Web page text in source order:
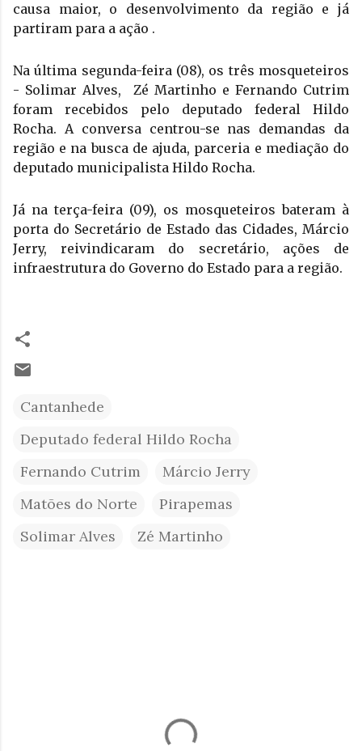
causa maior, o desenvolvimento da região e já
partiram para a ação .
Na última segunda-feira (08), os três mosqueteiros
- Solimar Alves,  Zé Martinho e Fernando Cutrim
foram recebidos pelo deputado federal Hildo
Rocha. A conversa centrou-se nas demandas da
região e na busca de ajuda, parceria e mediação do
deputado municipalista Hildo Rocha.
Já na terça-feira (09), os mosqueteiros bateram à
porta do Secretário de Estado das Cidades, Márcio
Jerry, reivindicaram do secretário, ações de
infraestrutura do Governo do Estado para a região.
Cantanhede
Deputado federal Hildo Rocha
Fernando Cutrim
Márcio Jerry
Matões do Norte
Pirapemas
Solimar Alves
Zé Martinho